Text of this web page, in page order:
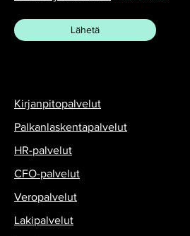
Kirjanpitopalvelut
Palkanlaskentapalvelut
HR-palvelut
CFO-palvelut
Veropalvelut
Lakipalvelut